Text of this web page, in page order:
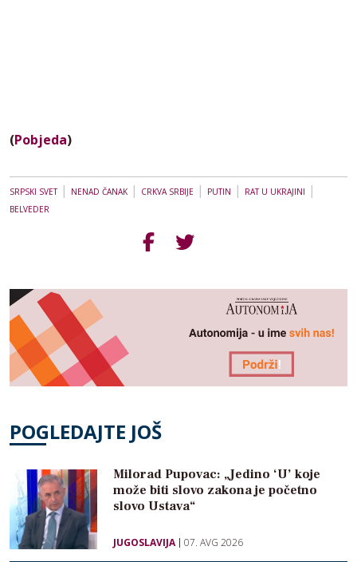
(Pobjeda)
SRPSKI SVET| NENAD ČANAK | CRKVA SRBIJE | PUTIN | RAT U UKRAJINI |
BELVEDER
POGLEDAJTE JOŠ
Milorad Pupovac: „Jedino ‘U’ koje
može biti slovo zakona je početno
slovo Ustava“
JUGOSLAVIJA 07. AVG 2026